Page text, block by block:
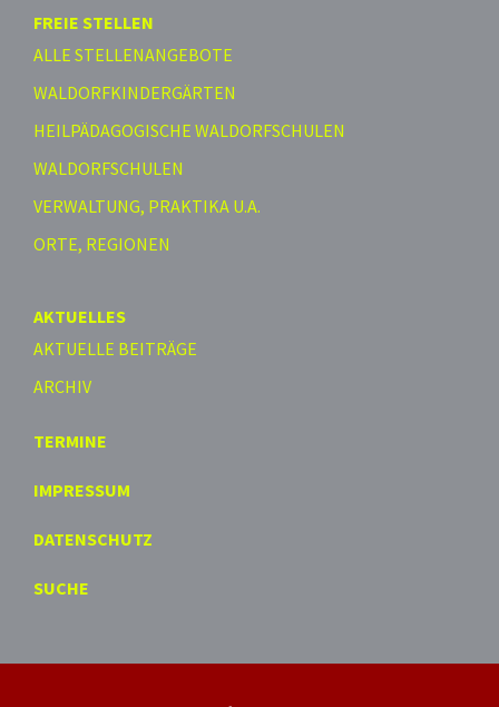
FREIE STELLEN
ALLE STELLENANGEBOTE
WALDORFKINDERGÄRTEN
HEILPÄDAGOGISCHE WALDORFSCHULEN
WALDORFSCHULEN
VERWALTUNG, PRAKTIKA U.A.
ORTE, REGIONEN
AKTUELLES
AKTUELLE BEITRÄGE
ARCHIV
TERMINE
IMPRESSUM
DATENSCHUTZ
SUCHE